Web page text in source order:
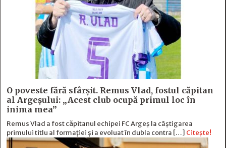
O poveste fără sfârşit. Remus Vlad, fostul căpitan
al Argeşului: „Acest club ocupă primul loc în
inima mea”
Remus Vlad a fost căpitanul echipei FC Argeș la câștigarea
primului titlu al formației și a evoluat în dubla contra […] Citește!